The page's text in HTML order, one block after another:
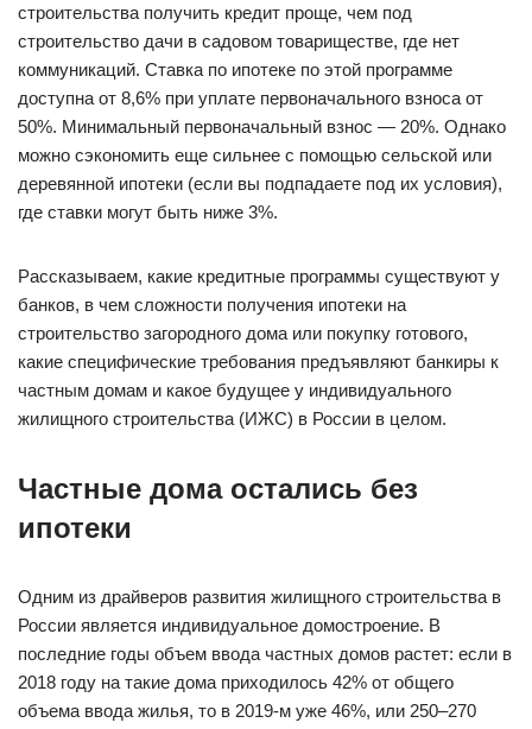
строительства получить кредит проще, чем под
строительство дачи в садовом товариществе, где нет
коммуникаций. Ставка по ипотеке по этой программе
доступна от 8,6% при уплате первоначального взноса от
50%. Минимальный первоначальный взнос — 20%. Однако
можно сэкономить еще сильнее с помощью сельской или
деревянной ипотеки (если вы подпадаете под их условия),
где ставки могут быть ниже 3%.
Рассказываем, какие кредитные программы существуют у
банков, в чем сложности получения ипотеки на
строительство загородного дома или покупку готового,
какие специфические требования предъявляют банкиры к
частным домам и какое будущее у индивидуального
жилищного строительства (ИЖС) в России в целом.
Частные дома остались без
ипотеки
Одним из драйверов развития жилищного строительства в
России является индивидуальное домостроение. В
последние годы объем ввода частных домов растет: если в
2018 году на такие дома приходилось 42% от общего
объема ввода жилья, то в 2019-м уже 46%, или 250–270